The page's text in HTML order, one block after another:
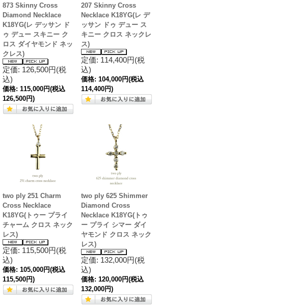
873 Skinny Cross
Diamond Necklace
K18YG(レ デッサン ド
ゥ デュー スキニー ク
ロス ダイヤモンド ネッ
クレス)
定価: 126,500円(税
込)
価格: 115,000円(税込
126,500円)
207 Skinny Cross
Necklace K18YG(レ デ
ッサン ドゥ デュー ス
キニー クロス ネックレ
ス)
定価: 114,400円(税
込)
価格: 104,000円(税込
114,400円)
two ply 251 Charm
Cross Necklace
K18YG(トゥー プライ
チャーム クロス ネック
レス)
定価: 115,500円(税
込)
価格: 105,000円(税込
115,500円)
two ply 625 Shimmer
Diamond Cross
Necklace K18YG(トゥ
ー プライ シマー ダイ
ヤモンド クロス ネック
レス)
定価: 132,000円(税
込)
価格: 120,000円(税込
132,000円)